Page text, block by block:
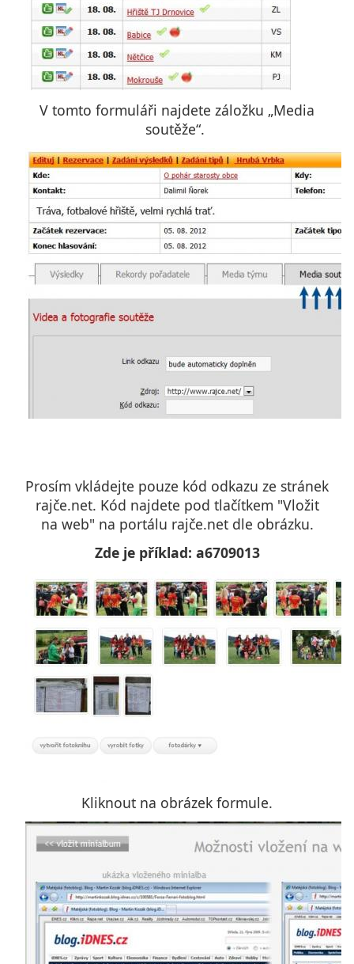
V tomto formuláři najdete záložku „Media
soutěže“.
Prosím vkládejte pouze kód odkazu ze stránek
rajče.net. Kód najdete pod tlačítkem "Vložit
na web" na portálu rajče.net dle obrázku.
Zde je příklad: a6709013
Kliknout na obrázek formule.